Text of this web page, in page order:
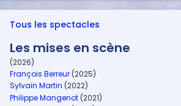
Tous les spectacles
Les mises en scène
(2026)
François Berreur (2025)
Sylvain Martin (2022)
Philippe Mangenot (2021)